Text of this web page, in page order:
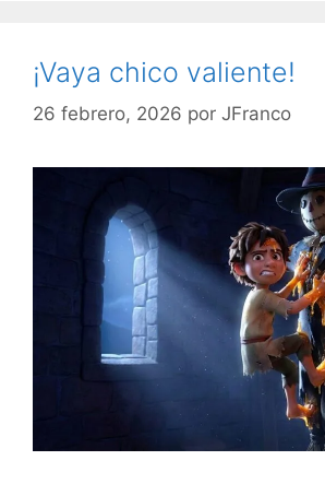
¡Vaya chico valiente!
26 febrero, 2026 por JFranco